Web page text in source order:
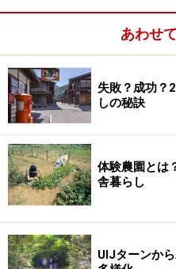
ガイド土地選びで気をつ
自然を思い切り取り込んだ
あわせ
失敗？成功？
しの秘訣
体験農園とは
舎暮らし
UIJターンか